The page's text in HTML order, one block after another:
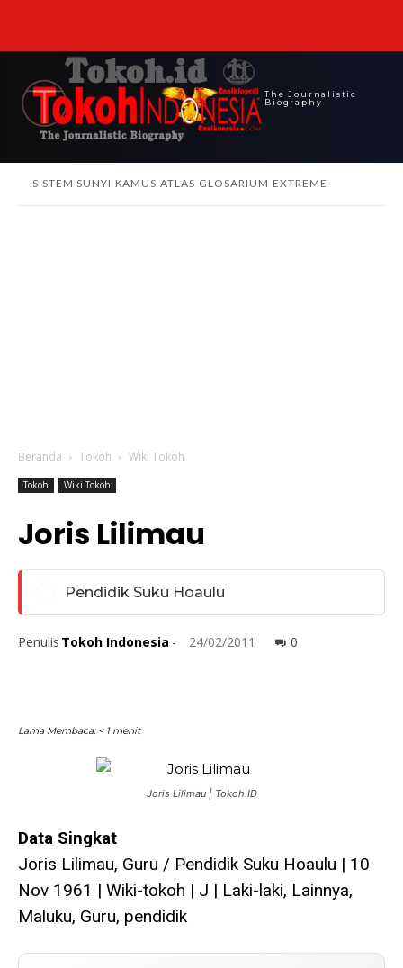
The Journalistic
Biography
SISTEM SUNYI KAMUS ATLAS GLOSARIUM EXTREME
Beranda Tokoh Wiki Tokoh
Tokoh Wiki Tokoh
Joris Lilimau
Pendidik Suku Hoaulu
Penulis Tokoh Indonesia - 24/02/2011 0
Lama Membaca: < 1 menit
Joris Lilimau | Tokoh.ID
Data Singkat
Joris Lilimau, Guru / Pendidik Suku Hoaulu | 10
Nov 1961 | Wiki-tokoh | J | Laki-laki, Lainnya,
Maluku, Guru, pendidik